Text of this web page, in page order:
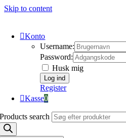
Skip to content
Konto
Username:
Password:
Husk mig
Register
Kasse0
Products search